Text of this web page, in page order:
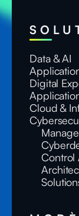
Data & AI
Digital
Cloud &
Control